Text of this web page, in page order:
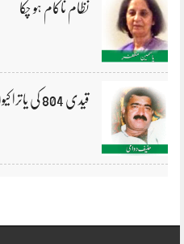
نظام ناکام ہو چکا
قیدی 804 کی یاترا کیوں؟